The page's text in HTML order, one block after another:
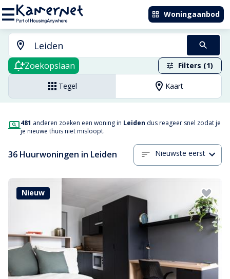
Woningaanbod
Zoekopslaan Filters (1)
Tegel Kaart
481 anderen zoeken een woning in Leiden dus reageer snel zodat je
je nieuwe thuis niet misloopt.
36 Huurwoningen in Leiden Nieuwste eerst
Nieuw